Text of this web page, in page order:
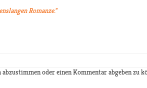
Romanze."
oder einen Kommentar abgeben zu